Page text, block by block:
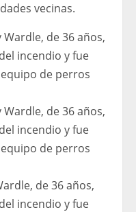
vecinas.
de 36 años,
incendio y fue